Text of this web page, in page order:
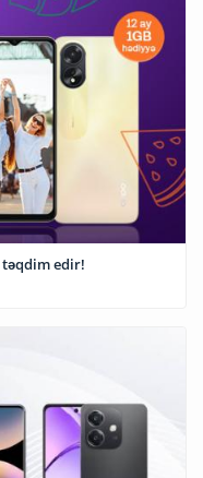
təqdim edir!